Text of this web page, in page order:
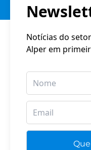
Notícias do
Alper em